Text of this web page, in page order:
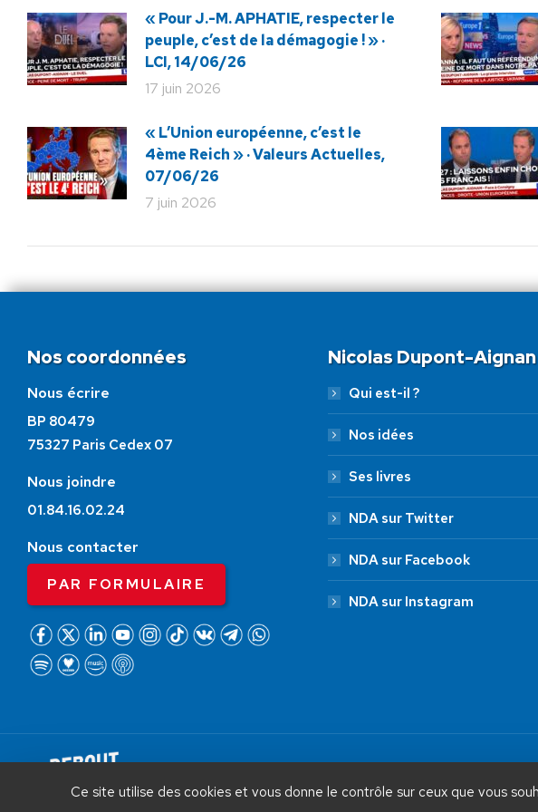
« Pour J.-M. APHATIE, respecter le
peuple, c’est de la démagogie ! » ·
LCI, 14/06/26
17 juin 2026
« L’Union européenne, c’est le
4ème Reich » · Valeurs Actuelles,
07/06/26
7 juin 2026
Nos coordonnées
Nous écrire
BP 80479
75327 Paris Cedex 07
Nous joindre
01.84.16.02.24
Nous contacter
PAR FORMULAIRE
Nicolas Dupont-Aignan
Qui est-il ?
Nos idées
Ses livres
NDA sur Twitter
NDA sur Facebook
NDA sur Instagram
AIDEZ NOUS À
Ce site utilise des cookies et vous donne le contrôle sur ceux que vous